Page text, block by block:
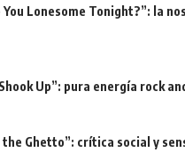
You Lonesome Tonight?”: la
Up”: pura energía rock
the Ghetto”: crítica social y